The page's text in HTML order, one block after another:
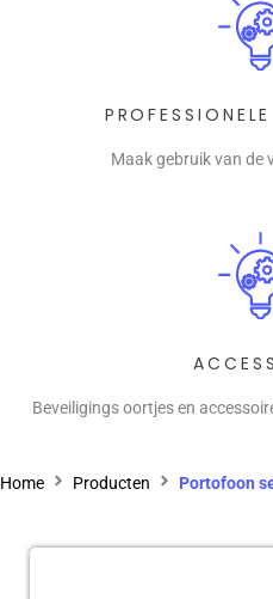
Maak gebruik van de
Beveiligings oortjes en
Home Producten Portofoon